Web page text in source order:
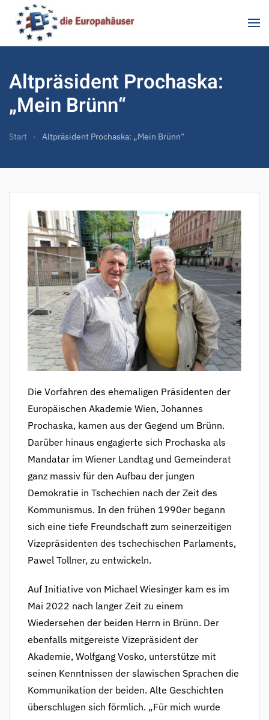
Zum Hauptinhalt springen
Altpräsident Prochaska:
„Mein Brünn“
Start Altpräsident Prochaska: „Mein Brünn“
Die Vorfahren des ehemaligen Präsidenten der
Europäischen Akademie Wien, Johannes
Prochaska, kamen aus der Gegend um Brünn.
Darüber hinaus engagierte sich Prochaska als
Mandatar im Wiener Landtag und Gemeinderat
ganz massiv für den Aufbau der jungen
Demokratie in Tschechien nach der Zeit des
Kommunismus. In den frühen 1990er begann
sich eine tiefe Freundschaft zum seinerzeitigen
Vizepräsidenten des tschechischen Parlaments,
Pawel Tollner, zu entwickeln.
Auf Initiative von Michael Wiesinger kam es im
Mai 2022 nach langer Zeit zu einem
Wiedersehen der beiden Herrn in Brünn. Der
ebenfalls mitgereiste Vizepräsident der
Akademie, Wolfgang Vosko, unterstütze mit
seinen Kenntnissen der slawischen Sprachen die
Kommunikation der beiden. Alte Geschichten
überschlugen sich förmlich. „Für mich wurde